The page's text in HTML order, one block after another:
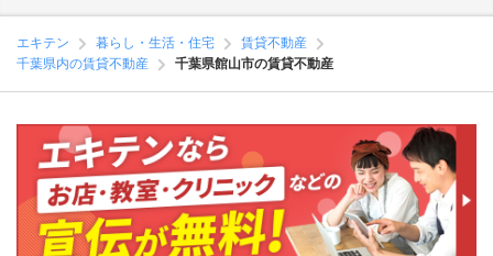
エキテン 暮らし・生活・住宅
賃貸不動産
千葉県内の賃貸不動産
千葉県館山市の賃貸不動産